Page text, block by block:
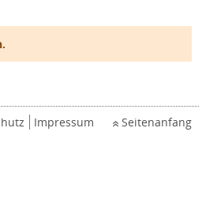
Impressum Seitenanfang